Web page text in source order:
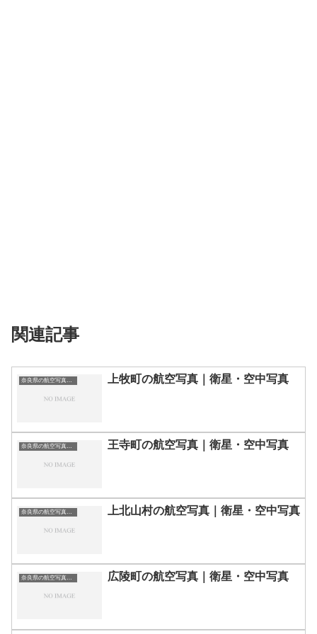
関連記事
奈良県の航空写真・空中写真 上牧町の航空写真｜衛星・空中写真
奈良県の航空写真・空中写真 王寺町の航空写真｜衛星・空中写真
奈良県の航空写真・空中写真 上北山村の航空写真｜衛星・空中写真
奈良県の航空写真・空中写真 広陵町の航空写真｜衛星・空中写真